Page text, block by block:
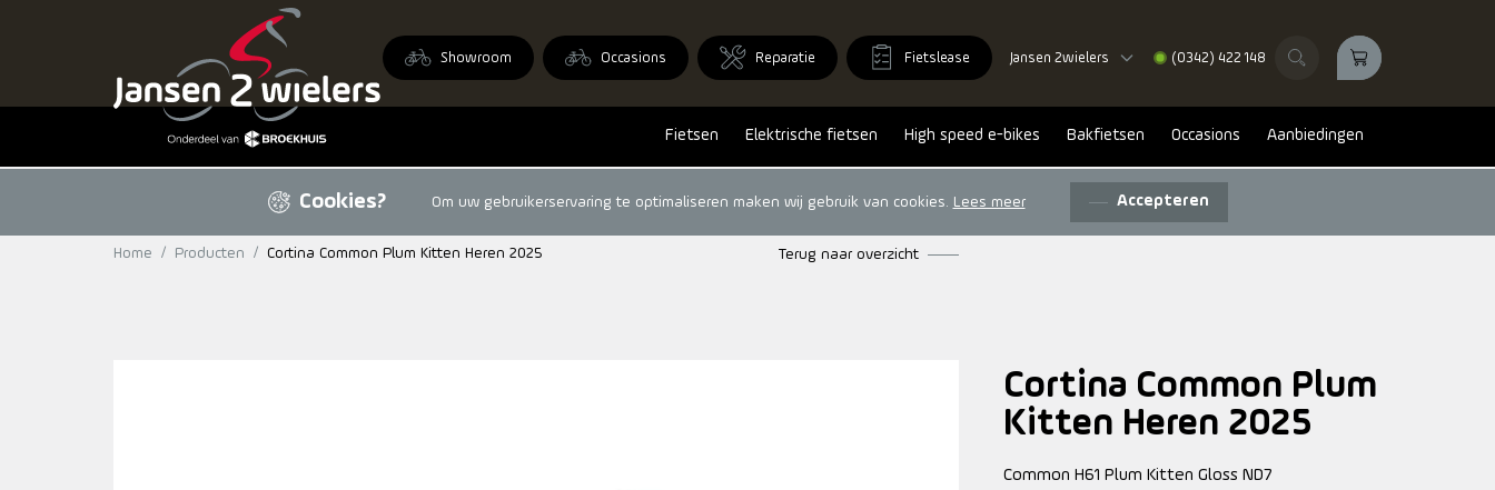
Showroom Occasions Reparatie Fietslease Jansen 2wielers (0342) 422 148
Fietsen Elektrische fietsen High speed e-bikes Bakfietsen Occasions Aanbiedingen
Cookies? Om uw gebruikerservaring te optimaliseren maken wij gebruik van cookies. Lees meer Accepteren
Home / Producten / Cortina Common Plum Kitten Heren 2025 Terug naar overzicht
Cortina Common Plum
Kitten Heren 2025
Common H61 Plum Kitten Gloss ND7